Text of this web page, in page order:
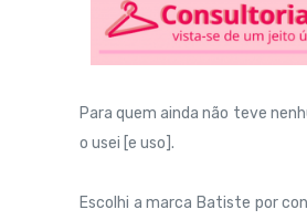
Para quem ainda não teve
o usei [e uso].
Escolhi a marca Batiste por